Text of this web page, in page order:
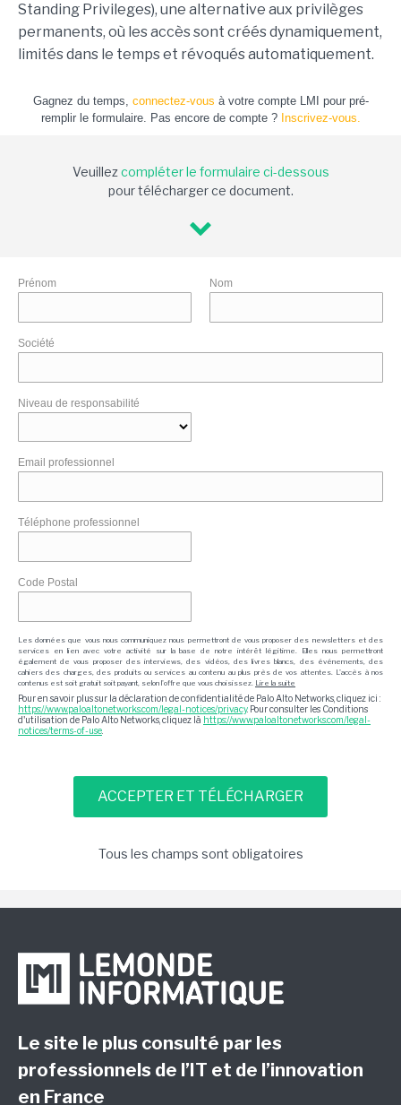
Standing Privileges), une alternative aux privilèges
permanents, où les accès sont créés dynamiquement,
limités dans le temps et révoqués automatiquement.
Gagnez du temps, connectez-vous à votre compte LMI pour pré-
remplir le formulaire. Pas encore de compte ? Inscrivez-vous.
Veuillezcompléter le formulaire ci-dessous
pour télécharger ce document.
Prénom Nom
Société
Niveau de responsabilité
Email professionnel
Téléphone professionnel
Code Postal
Les données que vous nous communiquez nous permettront de vous proposer des newsletters et des
services en lien avec votre activité sur la base de notre intérêt légitime. Elles nous permettront
également de vous proposer des interviews, des vidéos, des livres blancs, des événements, des
cahiers des charges, des produits ou services au contenu au plus près de vos attentes. L'accès à nos
contenus est soit gratuit soit payant, selon l'offre que vous choisissez. Lire la suite
Pour en savoir plus sur la déclaration de confidentialité de Palo Alto Networks, cliquez ici :
https://www.paloaltonetworks.com/legal-notices/privacy. Pour consulter les Conditions
d'utilisation de Palo Alto Networks, cliquez là https://www.paloaltonetworks.com/legal-
notices/terms-of-use
Tous les champs sont obligatoires
Le site le plus consulté par les
professionnels de l’IT et de l’innovation
en France